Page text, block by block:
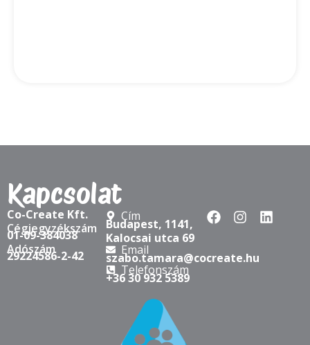
Kapcsolat
Co-Create Kft.
Cégjegyzékszám
01-09-384038
Adószám
29224586-2-42
Cím
Budapest, 1141,
Kalocsai utca 69
Email
szabo.tamara@cocreate.hu
Telefonszám
+36 30 932 5389